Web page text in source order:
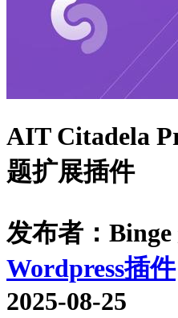
AIT Citadela
题扩展插件
发布者：Binge
Wordpress插件
2025-08-25